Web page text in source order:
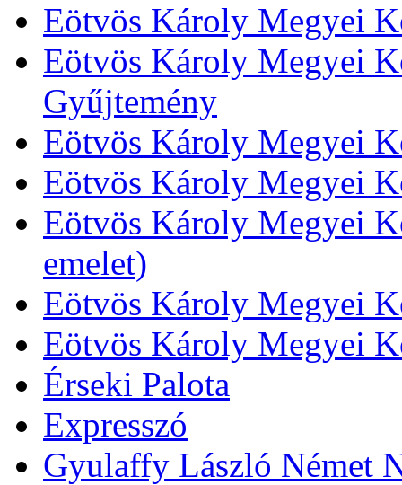
Eötvös Károly Megyei
Eötvös Károly Megyei
Gyűjtemény
Eötvös Károly Megyei
Eötvös Károly Megyei
Eötvös Károly Megyei
emelet)
Eötvös Károly Megyei
Eötvös Károly Megyei
Érseki Palota
Expresszó
Gyulaffy László Német